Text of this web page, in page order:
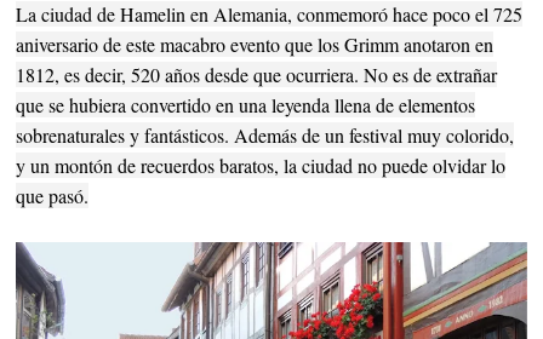
La ciudad de Hamelin en Alemania, conmemoró hace poco el 725
aniversario de este macabro evento que los Grimm anotaron en
1812, es decir, 520 años desde que ocurriera. No es de extrañar
que se hubiera convertido en una leyenda llena de elementos
sobrenaturales y fantásticos. Además de un festival muy colorido,
y un montón de recuerdos baratos, la ciudad no puede olvidar lo
que pasó.